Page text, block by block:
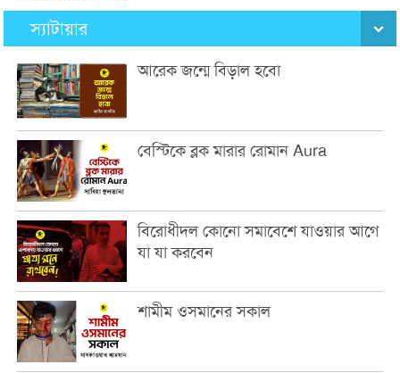
স্যাটায়ার
আরেক জন্মে বিড়াল হবো
বেস্টিকে ব্লক মারার রোমান Aura
বিরোধীদল কোনো সমাবেশে যাওয়ার আগে
যা যা করবেন
শামীম ওসমানের সকাল